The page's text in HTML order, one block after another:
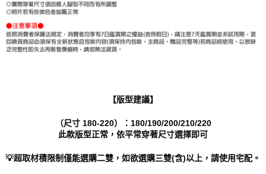
【版型建議】
（尺寸 180-220）：180/190/200/210/220
此款版型正常，依平常穿著尺寸選擇即可
💡超取材積限制僅能選購二雙，如欲選購三雙(含)以上，請使用宅配。